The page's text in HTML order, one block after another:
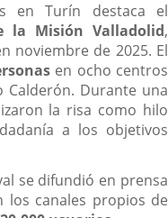
en Turín destaca el
la Misión Valladolid,
noviembre de 2025. El
en ocho centros
Calderón. Durante una
la risa como hilo
a los objetivos
se difundió en prensa
los canales propios de